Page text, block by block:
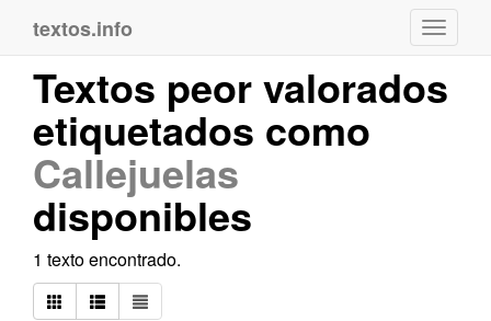
textos.info
Textos peor valorados
etiquetados como
Callejuelas
disponibles
1 texto encontrado.